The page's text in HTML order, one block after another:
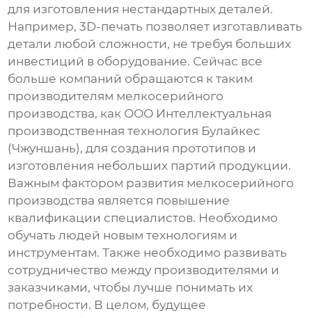
для изготовления нестандартных деталей.
Например, 3D-печать позволяет изготавливать
детали любой сложности, не требуя больших
инвестиций в оборудование. Сейчас все
больше компаний обращаются к таким
производителям мелкосерийного
производства, как ООО Интеллектуальная
производственная технология Булайкес
(Чжуншань), для создания прототипов и
изготовления небольших партий продукции.
Важным фактором развития мелкосерийного
производства является повышение
квалификации специалистов. Необходимо
обучать людей новым технологиям и
инструментам. Также необходимо развивать
сотрудничество между производителями и
заказчиками, чтобы лучше понимать их
потребности. В целом, будущее